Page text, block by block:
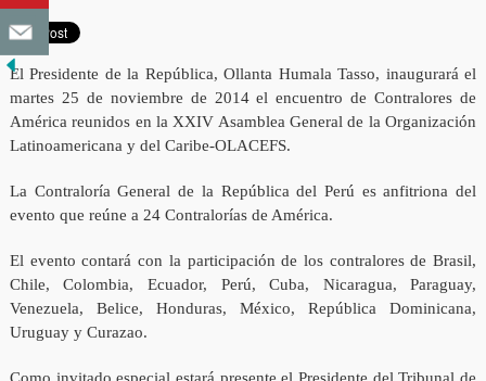
El Presidente de la República, Ollanta Humala Tasso, inaugurará el
martes 25 de noviembre de 2014 el encuentro de Contralores de
América reunidos en la XXIV Asamblea General de la Organización
Latinoamericana y del Caribe-OLACEFS.
La Contraloría General de la República del Perú es anfitriona del
evento que reúne a 24 Contralorías de América.
El evento contará con la participación de los contralores de Brasil,
Chile, Colombia, Ecuador, Perú, Cuba, Nicaragua, Paraguay,
Venezuela, Belice, Honduras, México, República Dominicana,
Uruguay y Curazao.